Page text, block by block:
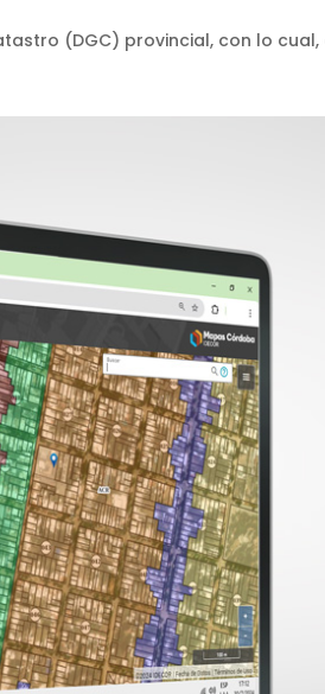
(DGC) provincial, con lo